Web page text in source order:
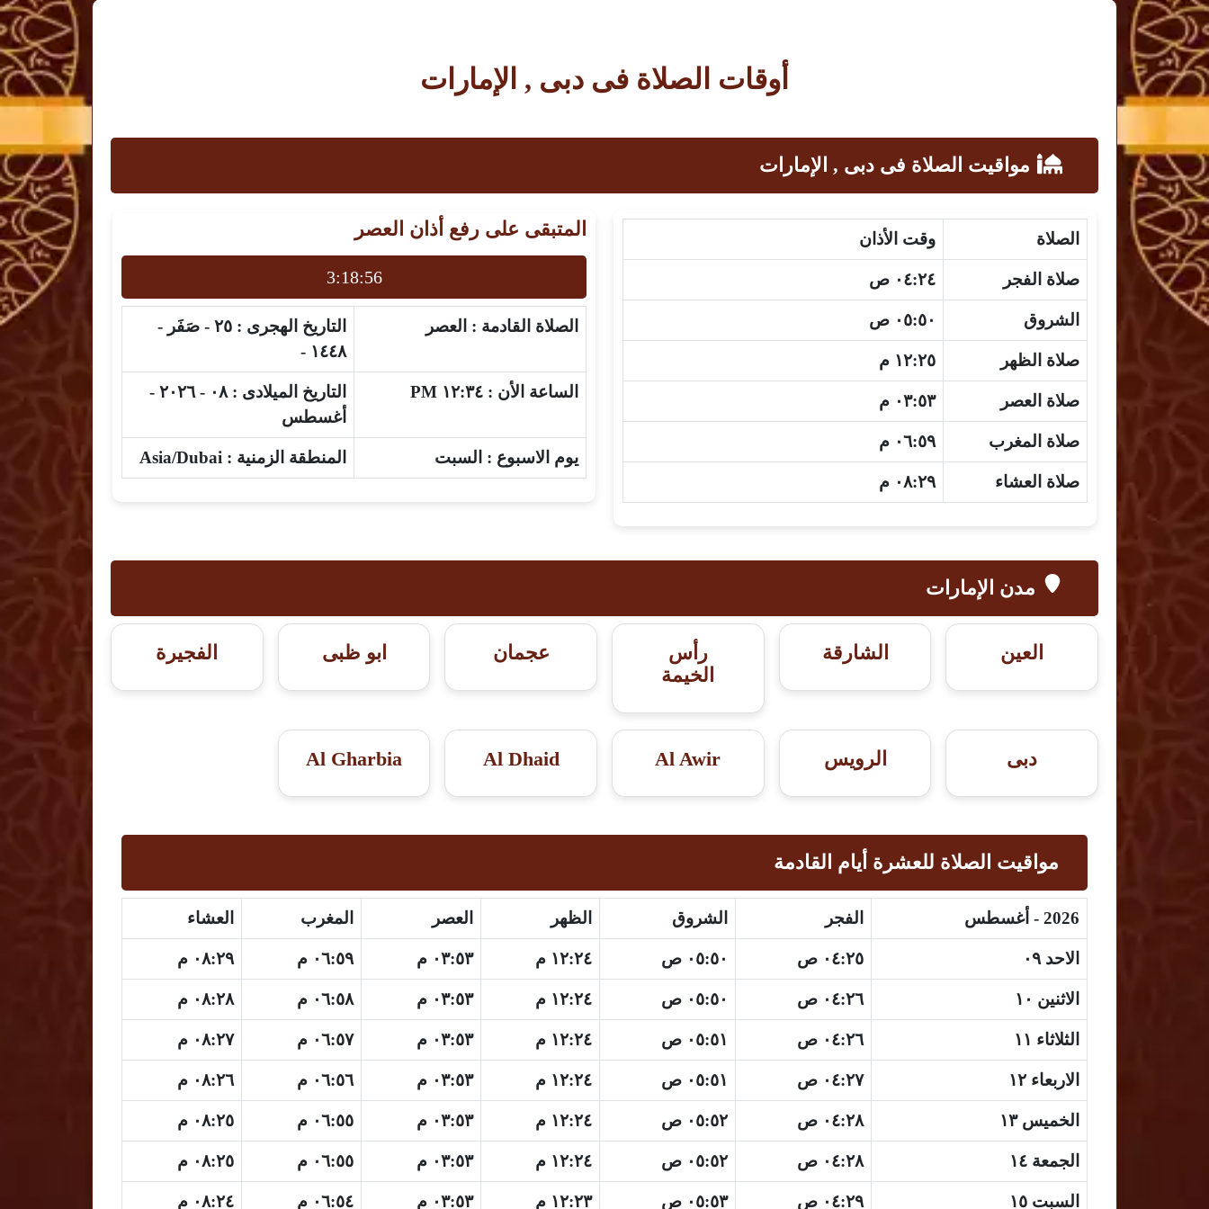
أوقات الصلاة فى دبى , الإمارات
مواقيت الصلاة فى دبى , الإمارات
الصلاة وقت الأذان
صلاة الفجر ٠٤:٢٤ ص
الشروق ٠٥:٥٠ ص
صلاة الظهر ١٢:٢٥ م
صلاة العصر ٠٣:٥٣ م
صلاة المغرب ٠٦:٥٩ م
صلاة العشاء ٠٨:٢٩ م
المتبقى على رفع أذان العصر
3:18:56
الصلاة القادمة : العصر التاريخ الهجرى :
٢٥ - صَفَر -
١٤٤٨ -
الساعة الأن : التاريخ الميلادى :
٠٨ - ٢٠٢٦ -
أغسطس
يوم الاسبوع : السبت المنطقة الزمنية :
مدن الإمارات
العين الشارقة
رأس
الخيمة
عجمان ابو ظبى الفجيرة
دبى الرويس Al Awir
Al Dhaid
Al Gharbia
مواقيت الصلاة للعشرة أيام القادمة
2026 - أغسطس الفجر الشروق الظهر العصر المغرب العشاء
الاحد ٠٩ ٠٤:٢٥ ص ٠٥:٥٠ ص ١٢:٢٤ م ٠٣:٥٣ م ٠٦:٥٩ م ٠٨:٢٩ م
الاثنين ١٠ ٠٤:٢٦ ص ٠٥:٥٠ ص ١٢:٢٤ م ٠٣:٥٣ م ٠٦:٥٨ م ٠٨:٢٨ م
الثلاثاء ١١ ٠٤:٢٦ ص ٠٥:٥١ ص ١٢:٢٤ م ٠٣:٥٣ م ٠٦:٥٧ م ٠٨:٢٧ م
الاربعاء ١٢ ٠٤:٢٧ ص ٠٥:٥١ ص ١٢:٢٤ م ٠٣:٥٣ م ٠٦:٥٦ م ٠٨:٢٦ م
الخميس ١٣ ٠٤:٢٨ ص ٠٥:٥٢ ص ١٢:٢٤ م ٠٣:٥٣ م ٠٦:٥٥ م ٠٨:٢٥ م
الجمعة ١٤ ٠٤:٢٨ ص ٠٥:٥٢ ص ١٢:٢٤ م ٠٣:٥٣ م ٠٦:٥٥ م ٠٨:٢٥ م
السبت ١٥ ٠٤:٢٩ ص ٠٥:٥٣ ص ١٢:٢٣ م ٠٣:٥٣ م ٠٦:٥٤ م ٠٨:٢٤ م